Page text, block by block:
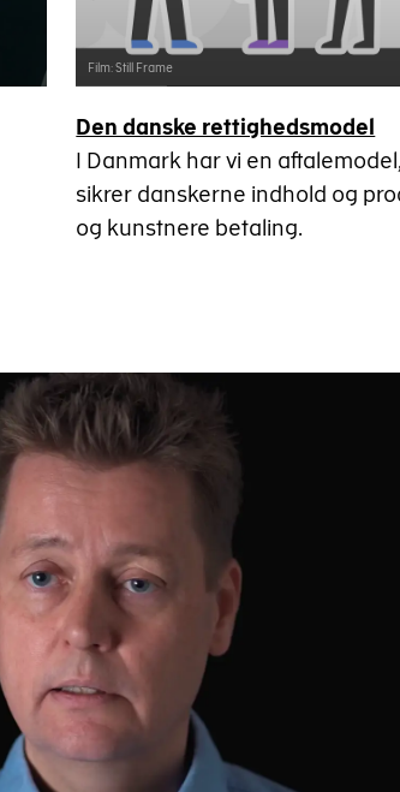
Film: Still Frame
Den danske rettighedsmodel
I Danmark har vi en
sikrer danskerne indhold og
og kunstnere betaling.